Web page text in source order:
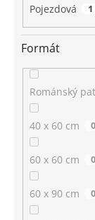
Pojezdová 1
Formát
Románský
40 x 60 cm 0
60 x 60 cm 0
60 x 90 cm 0